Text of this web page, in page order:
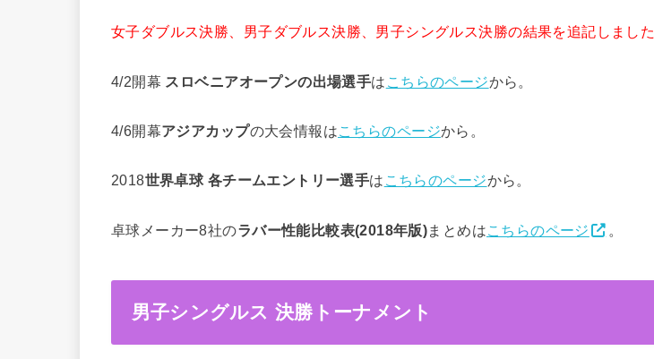
女子ダブルス決勝、男子ダブルス決勝、男子シングルス決勝の結果を追記しました
4/2開幕 スロベニアオープンの出場選手は こちらのページから。
4/6開幕アジアカップの大会情報はこちらのページから。
2018世界卓球 各チームエントリー選手は こちらのページから。
卓球メーカー8社のラバー性能比較表(2018年版)まとめはこちらのページ 。
男子シングルス 決勝トーナメント